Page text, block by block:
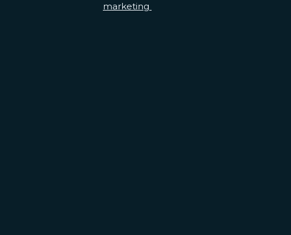
marketing